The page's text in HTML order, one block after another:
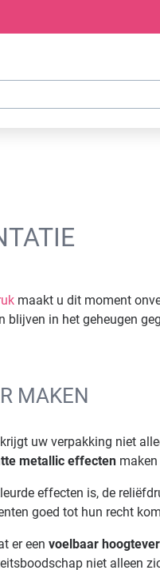
maakt u dit moment
blijven in het geheugen
MAKEN
krijgt uw verpakking niet
metallic effecten
effecten is, de
goed tot hun recht
er een voelbaar
niet alleen